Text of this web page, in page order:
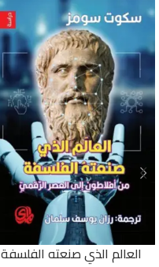
العالم الذي صنعته الفلسفة